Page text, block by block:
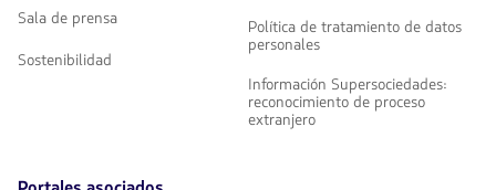
Sala de prensa
Sostenibilidad
Política de tratamiento de datos
personales
Información Supersociedades:
reconocimiento de proceso
extranjero